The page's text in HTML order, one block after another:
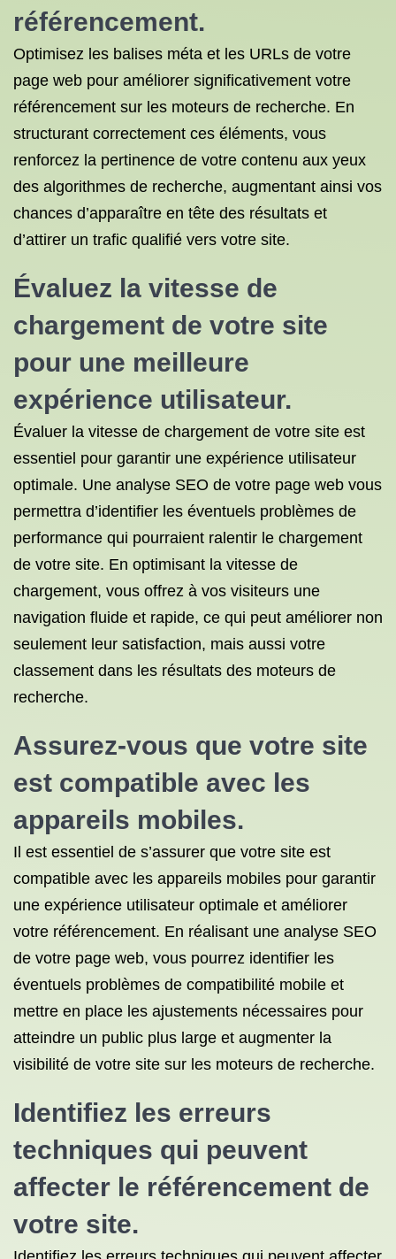
référencement.
Optimisez les balises méta et les URLs de votre
page web pour améliorer significativement votre
référencement sur les moteurs de recherche. En
structurant correctement ces éléments, vous
renforcez la pertinence de votre contenu aux yeux
des algorithmes de recherche, augmentant ainsi vos
chances d’apparaître en tête des résultats et
d’attirer un trafic qualifié vers votre site.
Évaluez la vitesse de
chargement de votre site
pour une meilleure
expérience utilisateur.
Évaluer la vitesse de chargement de votre site est
essentiel pour garantir une expérience utilisateur
optimale. Une analyse SEO de votre page web vous
permettra d’identifier les éventuels problèmes de
performance qui pourraient ralentir le chargement
de votre site. En optimisant la vitesse de
chargement, vous offrez à vos visiteurs une
navigation fluide et rapide, ce qui peut améliorer non
seulement leur satisfaction, mais aussi votre
classement dans les résultats des moteurs de
recherche.
Assurez-vous que votre site
est compatible avec les
appareils mobiles.
Il est essentiel de s’assurer que votre site est
compatible avec les appareils mobiles pour garantir
une expérience utilisateur optimale et améliorer
votre référencement. En réalisant une analyse SEO
de votre page web, vous pourrez identifier les
éventuels problèmes de compatibilité mobile et
mettre en place les ajustements nécessaires pour
atteindre un public plus large et augmenter la
visibilité de votre site sur les moteurs de recherche.
Identifiez les erreurs
techniques qui peuvent
affecter le référencement de
votre site.